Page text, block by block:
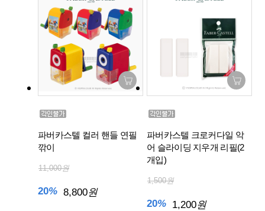
파버카스텔 컬러 핸들 연필
깎이
11,000원
20% 8,800원
파버카스텔 크로커다일 악
어 슬라이딩 지우개 리필(2
개입)
1,500원
20% 1,200원